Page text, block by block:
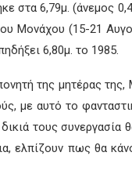
στα 6,79μ. (άνεμος
Μονάχου (15-21
6,80μ. το 1985.
της μητέρας
με αυτό το
τους συνεργασία
ελπίζουν πως θα